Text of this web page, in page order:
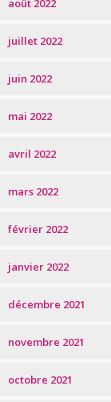
août 2022
juillet 2022
juin 2022
mai 2022
avril 2022
mars 2022
février 2022
janvier 2022
décembre 2021
novembre 2021
octobre 2021